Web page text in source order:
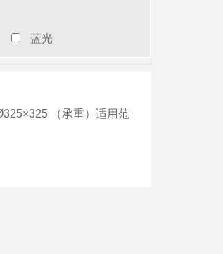
蓝光
（承重）适用范